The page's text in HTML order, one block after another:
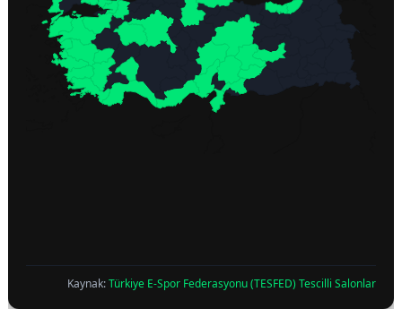
Kaynak:Türkiye E-Spor Federasyonu (TESFED) Tescilli Salonlar